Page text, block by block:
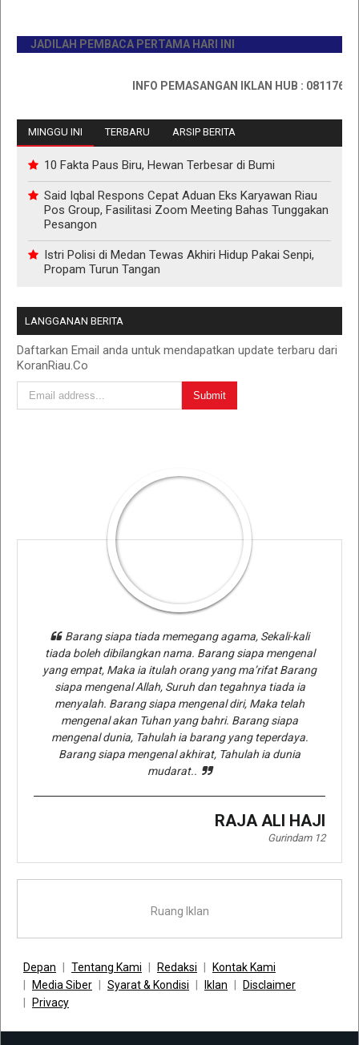
JADILAH PEMBACA PERTAMA HARI INI
INFO PEMASANGAN IKLAN HUB : 0811767335
MINGGU INI TERBARU ARSIP BERITA
10 Fakta Paus Biru, Hewan Terbesar di Bumi
Said Iqbal Respons Cepat Aduan Eks Karyawan Riau
Pos Group, Fasilitasi Zoom Meeting Bahas Tunggakan
Pesangon
Istri Polisi di Medan Tewas Akhiri Hidup Pakai Senpi,
Propam Turun Tangan
LANGGANAN BERITA
Daftarkan Email anda untuk mendapatkan update terbaru dari
KoranRiau.Co
Barang siapa tiada memegang agama, Sekali-kali
tiada boleh dibilangkan nama. Barang siapa mengenal
yang empat, Maka ia itulah orang yang ma’rifat Barang
siapa mengenal Allah, Suruh dan tegahnya tiada ia
menyalah. Barang siapa mengenal diri, Maka telah
mengenal akan Tuhan yang bahri. Barang siapa
mengenal dunia, Tahulah ia barang yang teperdaya.
Barang siapa mengenal akhirat, Tahulah ia dunia
mudarat..
RAJA ALI HAJI
Gurindam 12
Ruang Iklan
Depan Tentang Kami Redaksi
Kontak Kami
Media Siber
Syarat & Kondisi Iklan
Disclaimer
Privacy